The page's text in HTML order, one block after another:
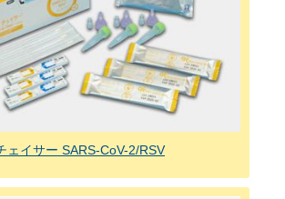
ェイサー SARS-CoV-2/RSV